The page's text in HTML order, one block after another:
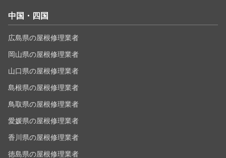
中国・四国
広島県の屋根修理業者
岡山県の屋根修理業者
山口県の屋根修理業者
島根県の屋根修理業者
鳥取県の屋根修理業者
愛媛県の屋根修理業者
香川県の屋根修理業者
徳島県の屋根修理業者